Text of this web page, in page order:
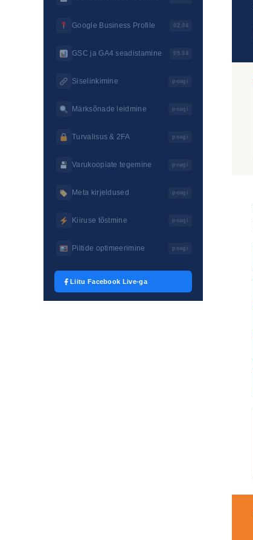
Google Business Profile 02.04
GSC ja GA4 seadistamine 09.04
Siselinkimine peagi
Märksõnade leidmine peagi
Turvalisus & 2FA peagi
Varukoopiate tegemine peagi
Meta kirjeldused peagi
Kiiruse tõstmine peagi
Piltide optimeerimine peagi
Liitu Facebook Live-ga